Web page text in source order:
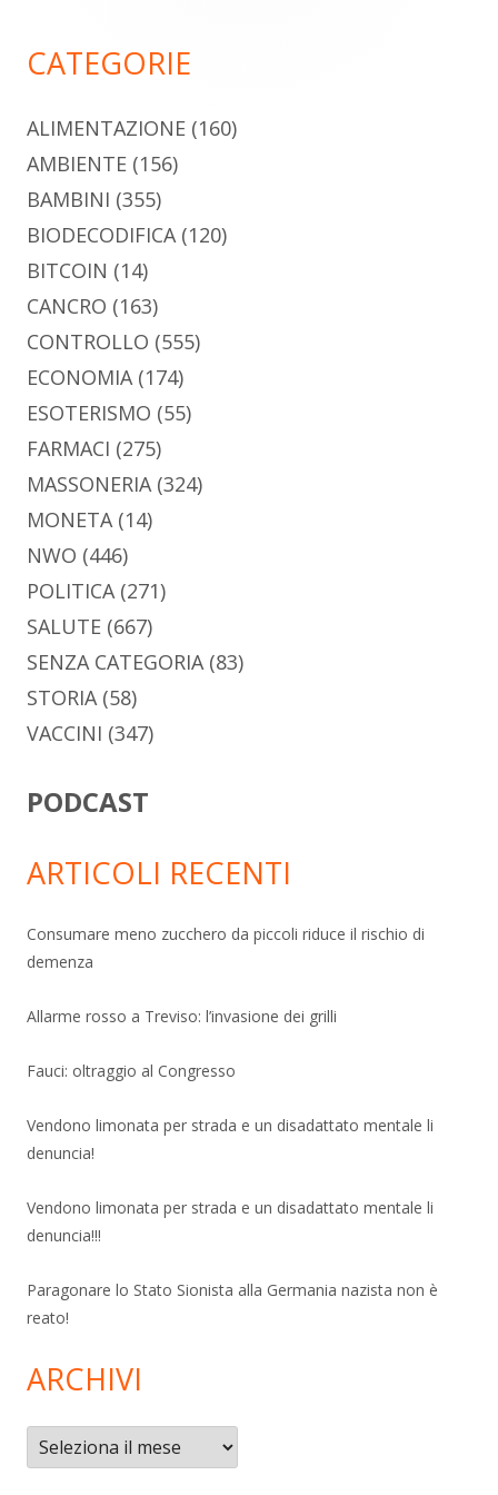
CATEGORIE
ALIMENTAZIONE (160)
AMBIENTE (156)
BAMBINI (355)
BIODECODIFICA(120)
BITCOIN (14)
CANCRO (163)
CONTROLLO (555)
ECONOMIA(174)
ESOTERISMO (55)
FARMACI (275)
MASSONERIA(324)
MONETA(14)
NWO (446)
POLITICA(271)
SALUTE (667)
SENZA CATEGORIA(83)
STORIA(58)
VACCINI (347)
PODCAST
ARTICOLI RECENTI
Consumare meno zucchero da piccoli riduce il rischio di
demenza
Allarme rosso a Treviso: l’invasione dei grilli
Fauci: oltraggio al Congresso
Vendono limonata per strada e un disadattato mentale li
denuncia!
Vendono limonata per strada e un disadattato mentale li
denuncia!!!
Paragonare lo Stato Sionista alla Germania nazista non è
reato!
ARCHIVI
Archivi